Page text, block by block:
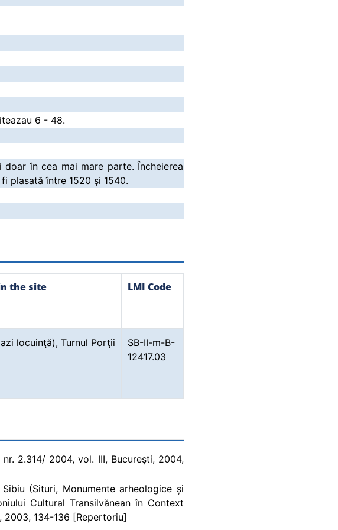
6 - 48.
în cea mai mare parte. Încheierea
plasată între 1520 şi 1540.
the site LMI Code
locuinţă), Turnul Porţii
SB-II-m-B-
12417.03
2.314/ 2004, vol. III, București, 2004,
(Situri, Monumente arheologice și
Cultural Transilvănean în Context
2003, 134-136 [Repertoriu]